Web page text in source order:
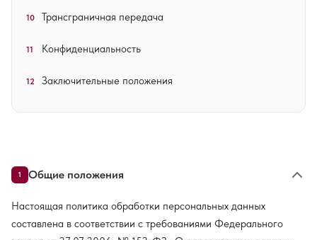
10 Трансграничная передача
11 Конфиденциальность
12 Заключительные положения
1 Общие положения
Настоящая политика обработки персональных данных
составлена в соответствии с требованиями Федерального